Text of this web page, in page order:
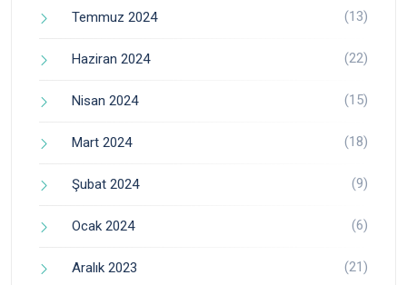
Temmuz 2024 (13)
Haziran 2024 (22)
Nisan 2024 (15)
Mart 2024 (18)
Şubat 2024 (9)
Ocak 2024 (6)
Aralık 2023 (21)